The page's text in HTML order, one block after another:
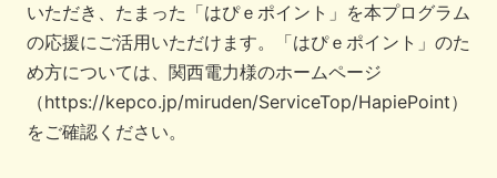
いただき、たまった「はぴｅポイント」を本プログラム
の応援にご活用いただけます。「はぴｅポイント」のた
め方については、関西電力様のホームページ
（https://kepco.jp/miruden/ServiceTop/HapiePoint）
をご確認ください。